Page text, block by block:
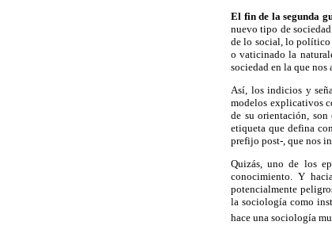
El fin de la segunda
nuevo tipo de
de lo social, lo político
o vaticinado la
sociedad en la que nos
Así, los indicios y
modelos explicativos
de su orientación,
etiqueta que defina
prefijo post-, que nos
Quizás, uno de los
conocimiento. Y
potencialmente
la sociología como
hace una sociología